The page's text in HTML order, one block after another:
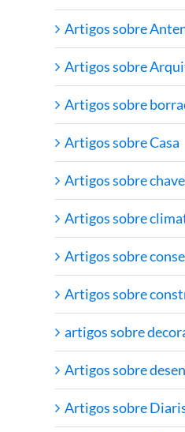
Artigos sobre
Artigos sobre
Artigos sobre
Artigos sobre Casa
Artigos sobre
Artigos sobre
Artigos sobre
Artigos sobre
artigos sobre
Artigos sobre
Artigos sobre